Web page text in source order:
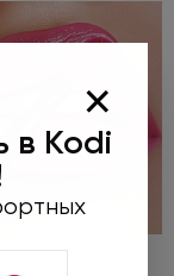
×
в Kodi